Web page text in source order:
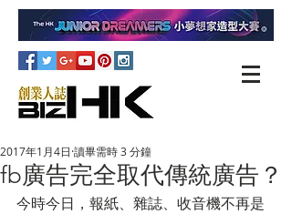
fb廣告完全取代傳統廣告？
2017年1月4日 讀畢需時 3 分鐘
今時今日，報紙、雜誌、收音機不再是